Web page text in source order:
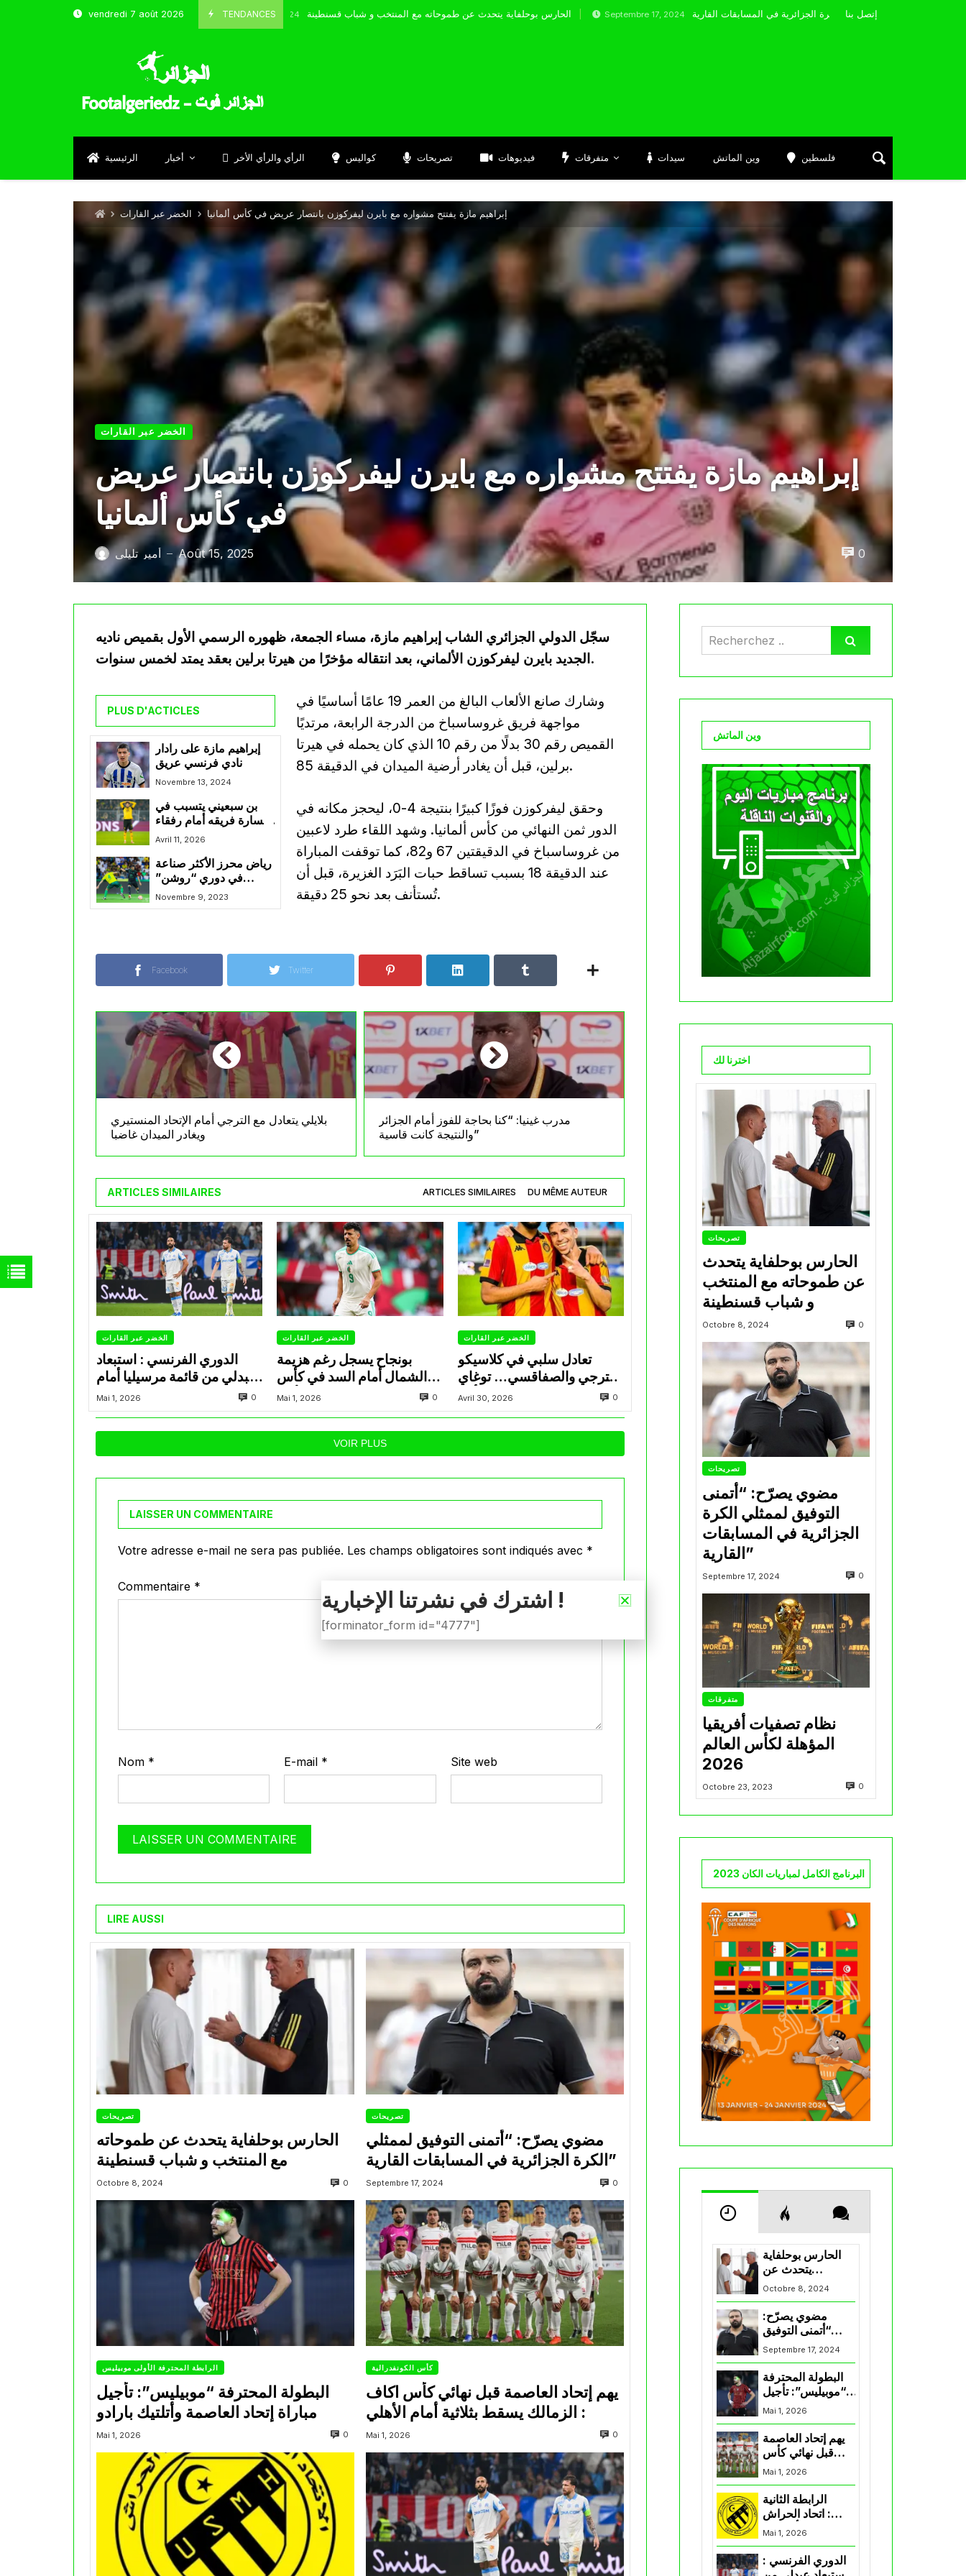
vendredi 7 août 2026 TENDANCES
Octobre 8, 2024 الحارس بوحلفاية يتحدث عن طموحاته مع المنتخب و شباب قسنطينة Septembre 17, 2024 إتصل بنا
الرئيسية أخبار الرأي والرأي الأخر كواليس تصريحات فيديوهات متفرقات سيدات وين الماتش فلسطين
الخضر عبر القارات إبراهيم مازة يفتتح مشواره مع بايرن ليفركوزن بانتصار عريض في كأس ألمانيا
الخضر عبر القارات
إبراهيم مازة يفتتح مشواره مع بايرن ليفركوزن بانتصار عريض
في كأس ألمانيا
أمير تليلي — Août 15, 2025 0
سجّل الدولي الجزائري الشاب إبراهيم مازة، مساء الجمعة، ظهوره الرسمي الأول بقميص ناديه
الجديد بايرن ليفركوزن الألماني، بعد انتقاله مؤخرًا من هيرتا برلين بعقد يمتد لخمس سنوات.
PLUS D'ACTICLES
إبراهيم مازة على رادار
نادي فرنسي عريق
Novembre 13, 2024
بن سبعيني يتسبب في
خسارة فريقه أمام رفقاء
مازة
Avril 11, 2026
رياض محرز الأكثر صناعة
في دوري “روشن”
السعودي
Novembre 9, 2023
وشارك صانع الألعاب البالغ من العمر 19 عامًا أساسيًا في
مواجهة فريق غروساسباخ من الدرجة الرابعة، مرتديًا
القميص رقم 30 بدلًا من رقم 10 الذي كان يحمله في هيرتا
برلين، قبل أن يغادر أرضية الميدان في الدقيقة 85.
وحقق ليفركوزن فوزًا كبيرًا بنتيجة 4-0، ليحجز مكانه في
الدور ثمن النهائي من كأس ألمانيا. وشهد اللقاء طرد لاعبين
من غروساسباخ في الدقيقتين 67 و82، كما توقفت المباراة
عند الدقيقة 18 بسبب تساقط حبات البَرَد الغزيرة، قبل أن
تُستأنف بعد نحو 25 دقيقة.
Facebook Twitter
بلايلي يتعادل مع الترجي أمام الإتحاد المنستيري
ويغادر الميدان غاضبا
مدرب غينيا: “كنا بحاجة للفوز أمام الجزائر
والنتيجة كانت قاسية”
ARTICLES SIMILAIRES ARTICLES SIMILAIRES DU MÊME AUTEUR
الخضر عبر القارات
الدوري الفرنسي : استبعاد
عبدلي من قائمة مرسيليا أمام
نانت
Mai 1, 2026 0
الخضر عبر القارات
بونجاح يسجل رغم هزيمة
الشمال أمام السد في كأس
الأمير
Mai 1, 2026 0
الخضر عبر القارات
تعادل سلبي في كلاسيكو
الترجي والصفاقسي… توغاي
يهدر ركلة جزاء وبوعالية يتألق
Avril 30, 2026 0
VOIR PLUS
LAISSER UN COMMENTAIRE
Votre adresse e-mail ne sera pas publiée. Les champs obligatoires sont indiqués avec *
Commentaire *
Nom * E-mail * Site web
LIRE AUSSI
تصريحات
الحارس بوحلفاية يتحدث عن طموحاته
مع المنتخب و شباب قسنطينة
Octobre 8, 2024 0
تصريحات
مضوي يصرّح: “أتمنى التوفيق لممثلي
الكرة الجزائرية في المسابقات القارية”
Septembre 17, 2024 0
الرابطة المحترفة الأولى موبيليس
البطولة المحترفة “موبيليس”: تأجيل
مباراة إتحاد العاصمة وأتلتيك بارادو
Mai 1, 2026 0
كأس الكونفدرالية
يهم إتحاد العاصمة قبل نهائي كأس اكاف
Mai 1, 2026 0
وين الماتش
اخترنا لك
تصريحات
الحارس بوحلفاية يتحدث
عن طموحاته مع المنتخب
و شباب قسنطينة
Octobre 8, 2024 0
تصريحات
مضوي يصرّح: “أتمنى
التوفيق لممثلي الكرة
الجزائرية في المسابقات
القارية”
Septembre 17, 2024 0
متفرقات
نظام تصفيات أفريقيا
المؤهلة لكأس العالم
2026
Octobre 23, 2023 0
البرنامج الكامل لمباريات الكان 2023
الحارس بوحلفاية
يتحدث عن
طموحاته مع
المنتخب و شباب
قسنطينة
Octobre 8, 2024
مضوي يصرّح:
“أتمنى التوفيق
لممثلي الكرة
الجزائرية في
Septembre 17, 2024
البطولة المحترفة
“موبيليس”: تأجيل
مباراة إتحاد
العاصمة وأتلتيك
بارادو
Mai 1, 2026
يهم إتحاد العاصمة
قبل نهائي كأس
اكاف : الزمالك
يسقط بثلاثية أمام
Mai 1, 2026
الرابطة الثانية
: اتحاد الحراش
يحسم التأهل إلى
“البلاي أوف”
Mai 1, 2026
الدوري الفرنسي :
اشترك في نشرتنا الإخبارية !
[forminator_form id="4777"]